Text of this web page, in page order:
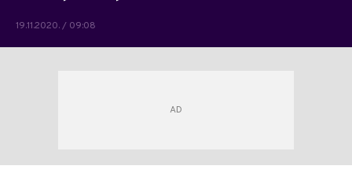
19.11.2020. / 09:08